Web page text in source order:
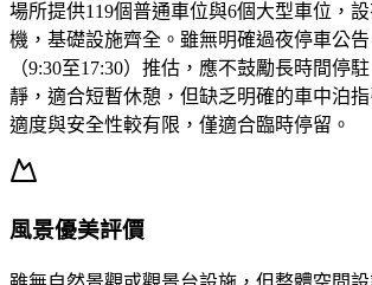
場所提供119個普通車位與6個大型車位，
機，基礎設施齊全。雖無明確過夜停車公
（9:30至17:30）推估，應不鼓勵長時間停
靜，適合短暫休憩，但缺乏明確的車中泊
適度與安全性較有限，僅適合臨時停留。
風景優美評價